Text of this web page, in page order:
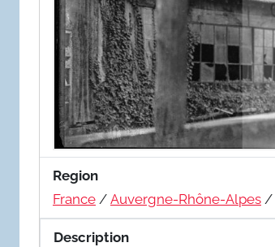
Region
France / Auvergne-Rhône-Alpes /
Description